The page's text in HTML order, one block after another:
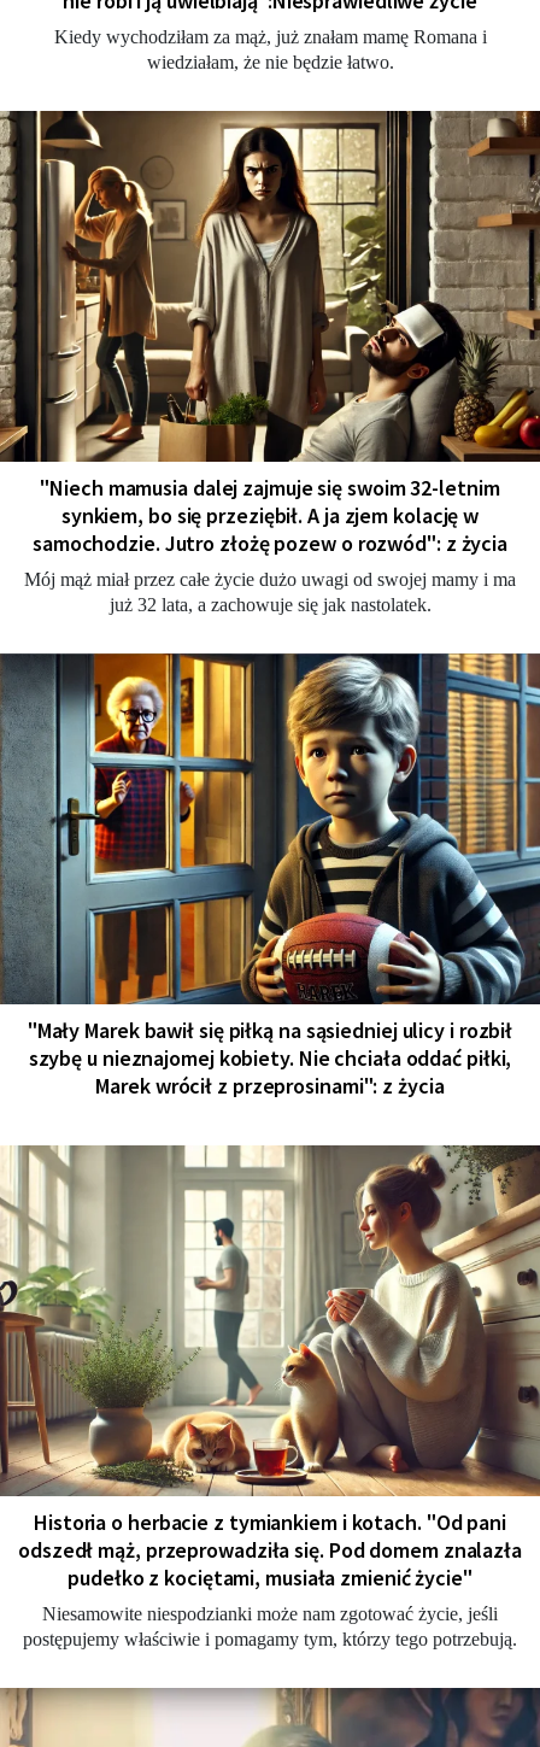
Kiedy wychodziłam za mąż, już znałam mamę Romana i
wiedziałam, że nie będzie łatwo.
"Niech mamusia dalej zajmuje się swoim 32-letnim
synkiem, bo się przeziębił. A ja zjem kolację w
samochodzie. Jutro złożę pozew o rozwód": z życia
Mój mąż miał przez całe życie dużo uwagi od swojej mamy i ma
już 32 lata, a zachowuje się jak nastolatek.
"Mały Marek bawił się piłką na sąsiedniej ulicy i rozbił
szybę u nieznajomej kobiety. Nie chciała oddać piłki,
Marek wrócił z przeprosinami": z życia
Historia o herbacie z tymiankiem i kotach. "Od pani
odszedł mąż, przeprowadziła się. Pod domem znalazła
pudełko z kociętami, musiała zmienić życie"
Niesamowite niespodzianki może nam zgotować życie, jeśli
postępujemy właściwie i pomagamy tym, którzy tego potrzebują.